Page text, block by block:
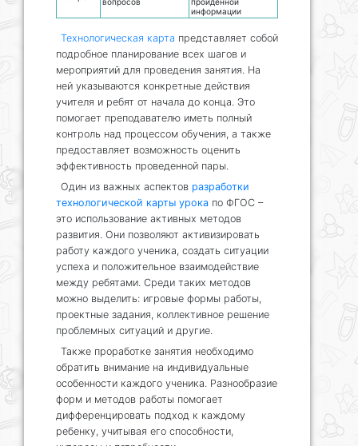
информации
Технологическая карта представляет собой
подробное планирование всех шагов и
мероприятий для проведения занятия. На
ней указываются конкретные действия
учителя и ребят от начала до конца. Это
помогает преподавателю иметь полный
контроль над процессом обучения, а также
предоставляет возможность оценить
эффективность проведенной пары.
Один из важных аспектов разработки
технологической карты урока по ФГОС –
это использование активных методов
развития. Они позволяют активизировать
работу каждого ученика, создать ситуации
успеха и положительное взаимодействие
между ребятами. Среди таких методов
можно выделить: игровые формы работы,
проектные задания, коллективное решение
проблемных ситуаций и другие.
Также проработке занятия необходимо
обратить внимание на индивидуальные
особенности каждого ученика. Разнообразие
форм и методов работы помогает
дифференцировать подход к каждому
ребенку, учитывая его способности,